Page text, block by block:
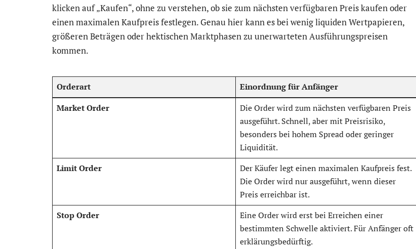
klicken auf „Kaufen“, ohne zu verstehen, ob sie zum nächsten verfügbaren Preis kaufen oder
einen maximalen Kaufpreis festlegen. Genau hier kann es bei wenig liquiden Wertpapieren,
größeren Beträgen oder hektischen Marktphasen zu unerwarteten Ausführungspreisen
kommen.
Orderart
Einordnung für Anfänger
Market Order
Die Order wird zum nächsten verfügbaren Preis
ausgeführt. Schnell, aber mit Preisrisiko,
besonders bei hohem Spread oder geringer
Liquidität.
Limit Order
Der Käufer legt einen maximalen Kaufpreis fest.
Die Order wird nur ausgeführt, wenn dieser
Preis erreichbar ist.
Stop Order
Eine Order wird erst bei Erreichen einer
bestimmten Schwelle aktiviert. Für Anfänger oft
erklärungsbedürftig.